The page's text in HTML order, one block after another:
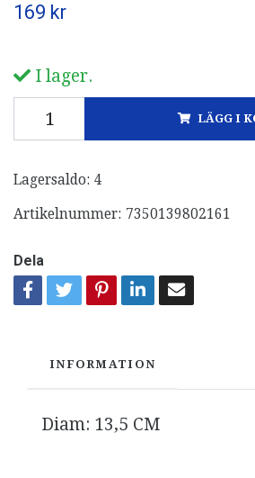
169 kr
I lager.
LÄGG I
Lagersaldo: 4
Artikelnummer: 7350139802161
Dela
INFORMATION
Diam: 13,5 CM